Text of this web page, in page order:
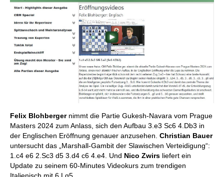
Felix Blohberger nimmt die Partie Gukesh-Navara vom Prague
Masters 2024 zum Anlass, sich den Aufbau 3.e3 Sc6 4.Db3 in
der Englischen Eröffnung genauer anzusehen. Christian Bauer
untersucht das „Marshall-Gambit der Slawischen Verteidigung“:
1.c4 e6 2.Sc3 d5 3.d4 c6 4.e4. Und Nico Zwirs liefert ein
Update zu seinem 60-Minutes Videokurs zum trendigen